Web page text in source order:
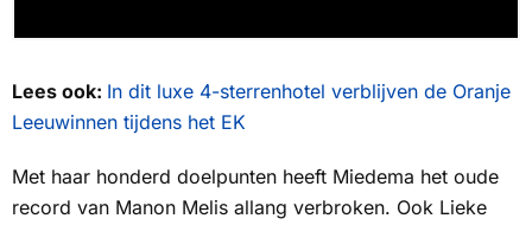
Lees ook: In dit luxe 4-sterrenhotel verblijven de Oranje
Leeuwinnen tijdens het EK
Met haar honderd doelpunten heeft Miedema het oude
record van Manon Melis allang verbroken. Ook Lieke